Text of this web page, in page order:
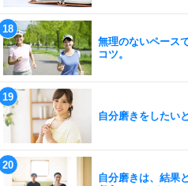
無理のないペース
コツ。
自分磨きをしたい
自分磨きは、結果